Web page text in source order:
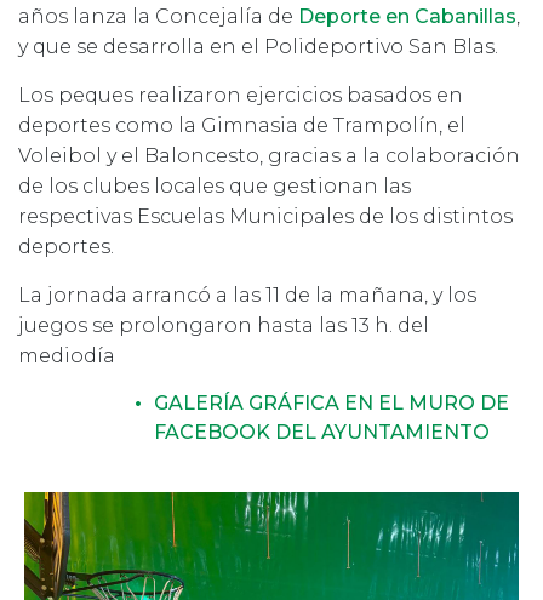
años lanza la Concejalía de Deporte en Cabanillas
y que se desarrolla en el Polideportivo San Blas.
Los peques realizaron ejercicios basados en
deportes como la Gimnasia de Trampolín, el
Voleibol y el Baloncesto, gracias a la colaboración
de los clubes locales que gestionan las
respectivas Escuelas Municipales de los distintos
deportes.
La jornada arrancó a las 11 de la mañana, y los
juegos se prolongaron hasta las 13 h. del
mediodía
GALERÍA GRÁFICA EN EL MURO DE
FACEBOOK DEL AYUNTAMIENTO